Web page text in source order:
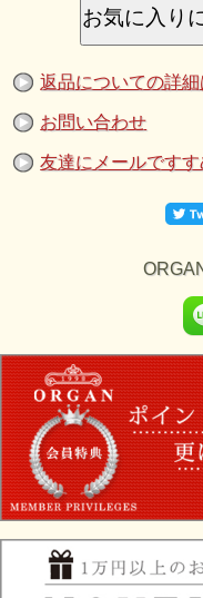
返品についての詳細
お問い合わせ
友達にメールですす